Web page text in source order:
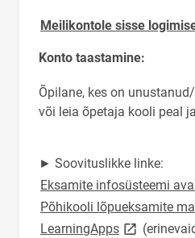
Meilikontole sisse
Konto taastamine:
Õpilane, kes on
või leia õpetaja kooli peal
► Soovituslikke linke:
Eksamite infosüsteemi
Põhikooli lõpueksamite
LearningAppslink opens